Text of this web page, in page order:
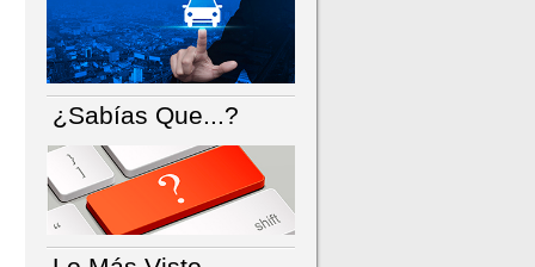
¿Sabías Que...?